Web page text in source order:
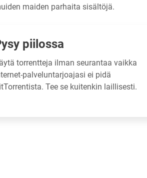
maiden parhaita sisältöjä.
piilossa
torrentteja ilman seurantaa vaikka
palveluntarjoajasi ei pidä
Tee se kuitenkin laillisesti.